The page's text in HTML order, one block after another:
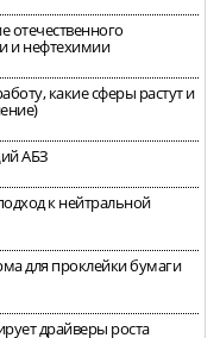
и нефтехимии
какие сферы растут и
АБЗ
к нейтральной
для проклейки бумаги
драйверы роста